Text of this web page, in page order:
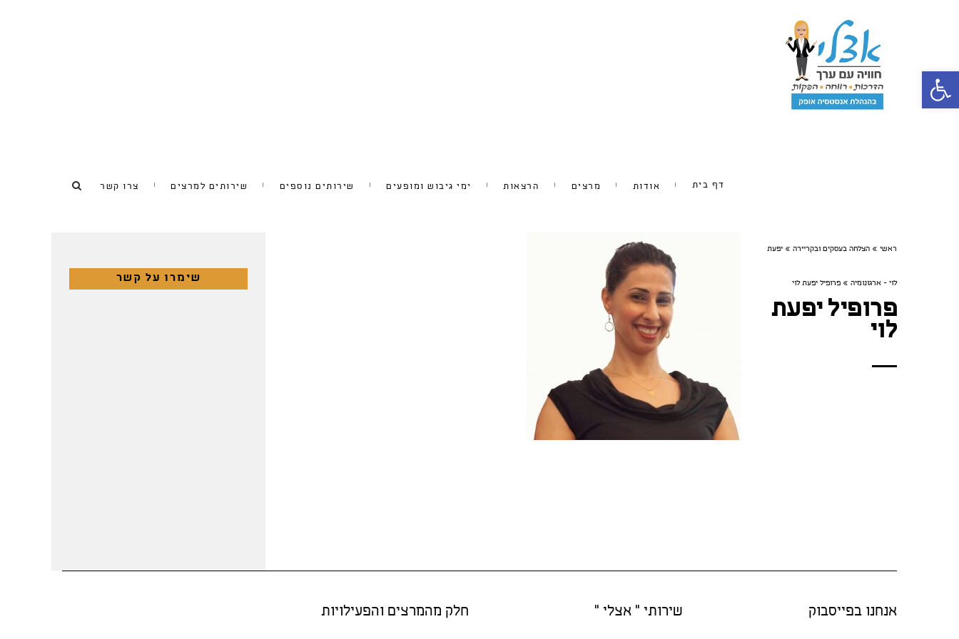
פתח סרגל נגישות
דף בית אודות מרצים הרצאות ימי גיבוש ומופעים שירותים נוספים שירותים למרצים צרו קשר
ראשי » הצלחה בעסקים ובקריירה » יפעת
לוי - ארגונומיה » פרופיל יפעת לוי
פרופיל יפעת
לוי
שימרו על קשר
אנחנו בפייסבוק שירותי " אצלי " חלק מהמרצים והפעילויות